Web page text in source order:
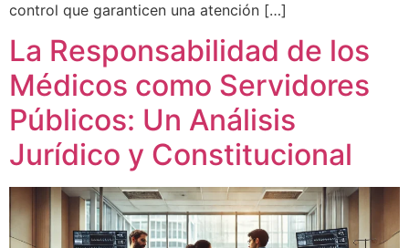
control que garanticen una atención […]
La Responsabilidad de los
Médicos como Servidores
Públicos: Un Análisis
Jurídico y Constitucional